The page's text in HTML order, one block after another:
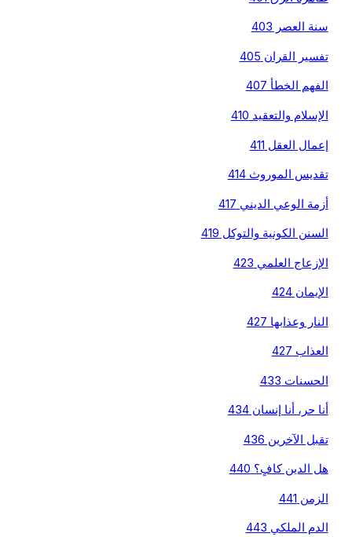
سنة العصر 403
تفسير القران 405
الفهم الخطأ 407
الإسلام والتعقيد 410
إعمال العقل 411
تقديس الموروث 414
أزمة الوعي الديني 417
السنن الكونية والتوكل 419
الإزعاج العلمي 423
الإيمان 424
النار وعذابها 427
العذاب 427
الحسنات 433
أنا حر، أنا إنسان 434
تقبل الآخرين 436
هل الدين كافٍ؟ 440
الزمن 441
الدم الملكي 443